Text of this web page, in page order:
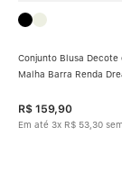
Conjunto Blusa Decote
Malha Barra Renda
R$ 159,90
Em até 3x R$ 53 30